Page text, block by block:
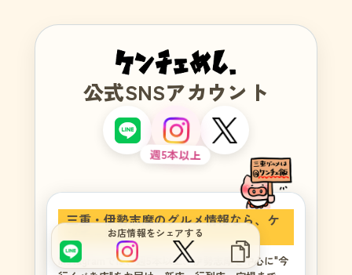
公式SNSアカウント
週5本以上
三重・伊勢志摩のグルメ情報なら、ケ
ンチェめし。
Instagramでは、週5本以上、伊勢志摩を中心に"今
お店情報をシェアする
サイトをもっと良くするブヒ？